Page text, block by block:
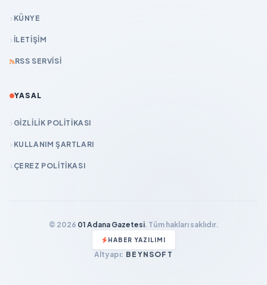
KÜNYE
İLETIŞIM
RSS SERVISI
YASAL
GIZLILIK POLITIKASI
KULLANIM ŞARTLARI
ÇEREZ POLITIKASI
© 2026 01 Adana Gazetesi. Tüm hakları saklıdır.
HABER YAZILIMI
Altyapı: BEYNSOFT